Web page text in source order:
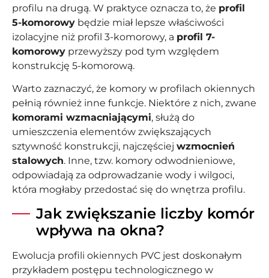
profilu na drugą. W praktyce oznacza to, że profil
5-komorowy będzie miał lepsze właściwości
izolacyjne niż profil 3-komorowy, a profil 7-
komorowy przewyższy pod tym względem
konstrukcję 5-komorową.
Warto zaznaczyć, że komory w profilach okiennych
pełnią również inne funkcje. Niektóre z nich, zwane
komorami wzmacniającymi, służą do
umieszczenia elementów zwiększających
sztywność konstrukcji, najczęściej wzmocnień
stalowych. Inne, tzw. komory odwodnieniowe,
odpowiadają za odprowadzanie wody i wilgoci,
która mogłaby przedostać się do wnętrza profilu.
Jak zwiększanie liczby komór
wpływa na okna?
Ewolucja profili okiennych PVC jest doskonałym
przykładem postępu technologicznego w